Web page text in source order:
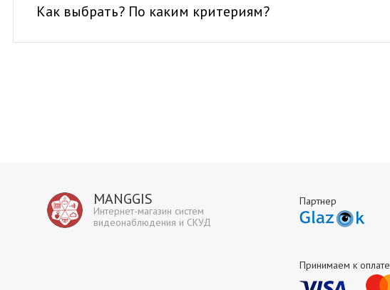
Как выбрать? По каким критериям?
MANGGIS
Интернет-магазин систем
видеонаблюдения и СКУД
Партнер
Принимаем к оплате